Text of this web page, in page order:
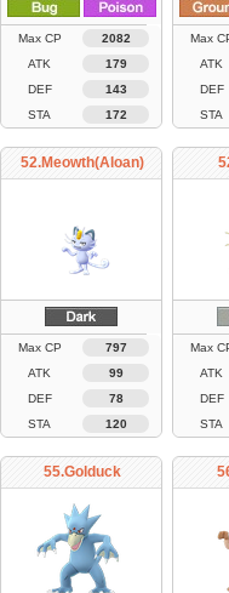
Max CP
2082
ATK
179
DEF
143
STA
172
Max
ATK
DEF
STA
52.Meowth(Aloan)
Max CP
797
ATK
99
DEF
78
STA
120
Max
ATK
DEF
STA
55.Golduck